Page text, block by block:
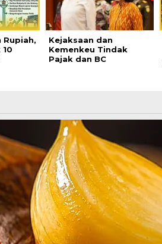
Rupiah,
Kejaksaan dan
Kemenkeu Tindak
Pajak dan BC